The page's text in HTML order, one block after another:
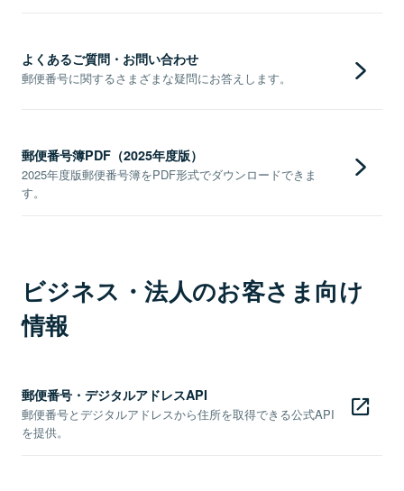
よくあるご質問・お問い合わせ
郵便番号に関するさまざまな疑問にお答えします。
郵便番号簿PDF（2025年度版）
2025年度版郵便番号簿をPDF形式でダウンロードできま
す。
ビジネス・法人のお客さま向け
情報
郵便番号・デジタルアドレスAPI
郵便番号とデジタルアドレスから住所を取得できる公式API
を提供。